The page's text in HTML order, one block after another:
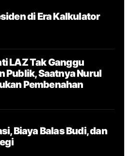
di Era Kalkulator
LAZ Tak Ganggu
Publik, Saatnya Nurul
Pembenahan
Biaya Balas Budi, dan